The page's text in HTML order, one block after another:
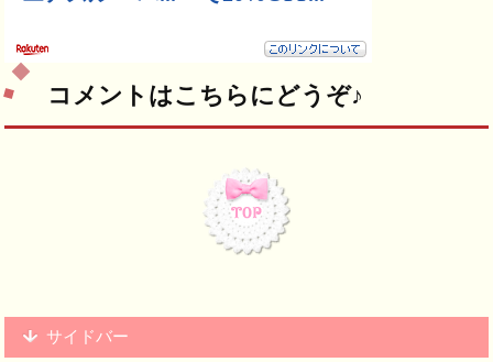
コメントはこちらにどうぞ♪
サイドバー